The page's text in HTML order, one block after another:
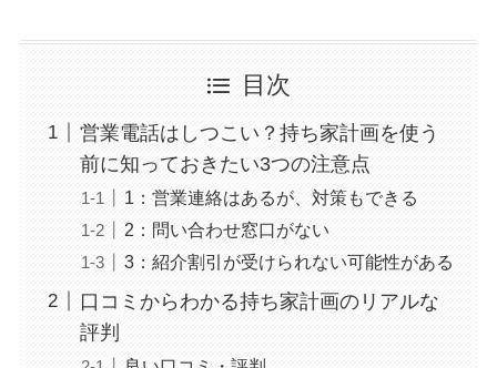
目次
営業電話はしつこい？持ち家計画を使う
前に知っておきたい3つの注意点
1：営業連絡はあるが、対策もできる
2：問い合わせ窓口がない
3：紹介割引が受けられない可能性がある
口コミからわかる持ち家計画のリアルな
評判